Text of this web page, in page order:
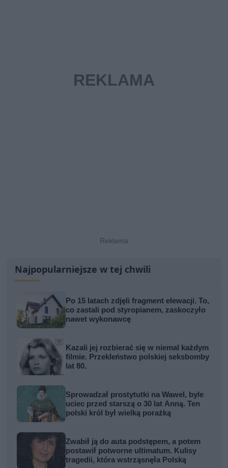
Najpopularniejsze w tej chwili
Po 15 latach zdjęli fragment elewacji. To,
co zastali pod styropianem, zaskoczyło
nawet wykonawcę
Kazali jej rozbierać się w niemal każdym
filmie. Przekleństwo polskiej seksbomby
lat 80.
Sprowadzał prostytutki na Wawel, byle
uciec przed starszą o 30 lat Anną. Ten
polski król był wielką porażką
Zwabił ją do auta podstępem, a potem
postawił potworne ultimatum. Kulisy
tragedii, która wstrząsnęła Polską